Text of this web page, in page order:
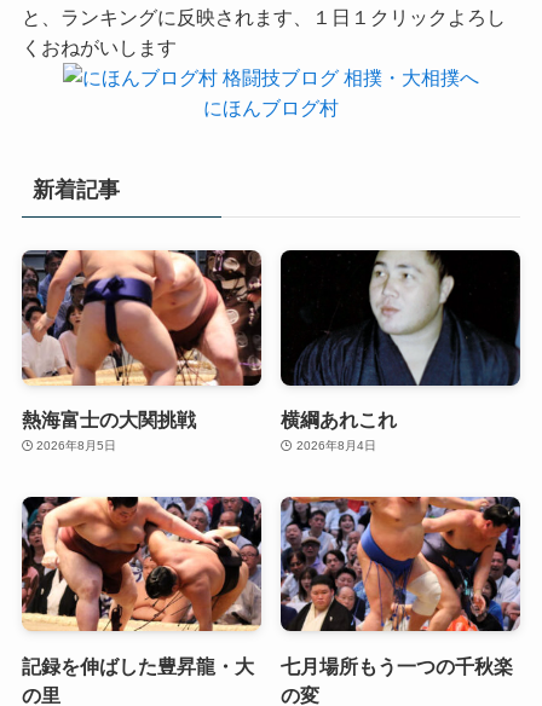
と、ランキングに反映されます、１日１クリックよろし
くおねがいします
にほんブログ村
新着記事
熱海富士の大関挑戦
2026年8月5日
横綱あれこれ
2026年8月4日
記録を伸ばした豊昇龍・大
の里
七月場所もう一つの千秋楽
の変